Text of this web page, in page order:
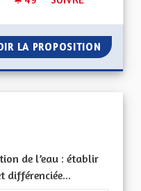
LA PROPOSITION
de l’eau : établir
différenciée...